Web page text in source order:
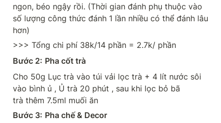
ngon, béo ngậy rồi. (Thời gian đánh phụ thuộc vào
số lượng công thức đánh 1 lần nhiều có thể đánh lâu
hơn)
>>> Tổng chi phí 38k/14 phần = 2.7k/ phần
Bước 2: Pha cốt trà
Cho 50g Lục trà vào túi vải lọc trà + 4 lít nước sôi
vào bình ủ , Ủ trà 20 phút , sau khi lọc bỏ bã
trà thêm 7.5ml muối ăn
Bước 3: Pha chế & Decor